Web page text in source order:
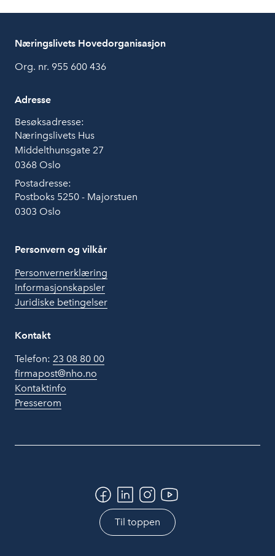
Næringslivets Hovedorganisasjon
Org. nr. 955 600 436
Adresse
Besøksadresse:
Næringslivets Hus
Middelthunsgate 27
0368 Oslo
Postadresse:
Postboks 5250 - Majorstuen
0303 Oslo
Personvern og vilkår
Personvernerklæring
Informasjonskapsler
Juridiske betingelser
Kontakt
Telefon: 23 08 80 00
firmapost@nho.no
Kontaktinfo
Presserom
Til toppen